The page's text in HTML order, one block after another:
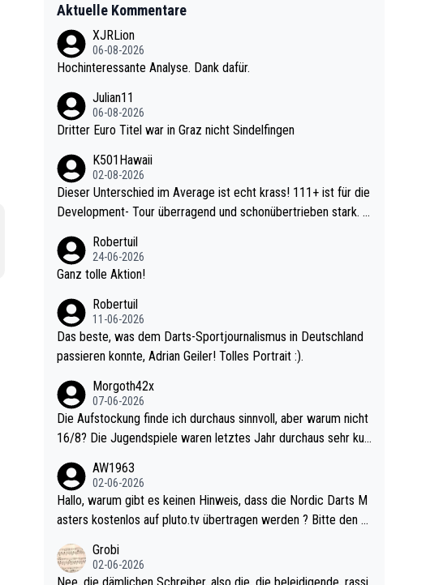
Aktuelle Kommentare
XJRLion
06-08-2026
Hochinteressante Analyse. Dank dafür.
Julian11
06-08-2026
Dritter Euro Titel war in Graz nicht Sindelfingen
K501Hawaii
02-08-2026
Dieser Unterschied im Average ist echt krass! 111+ ist für die
Development- Tour überragend und schonübertrieben stark. U
e mal 40+ erst recht. Da gewinnst keinen Blumentopf - ist ja n
och krasser wie ein Pokalspiel eines Kreisligisten vs einem Bu
Robertuil
24-06-2026
Ganz tolle Aktion!
Robertuil
11-06-2026
Das beste, was dem Darts-Sportjournalismus in Deutschland
passieren konnte, Adrian Geiler! Tolles Portrait :).
Morgoth42x
07-06-2026
Die Aufstockung finde ich durchaus sinnvoll, aber warum nicht
16/8? Die Jugendspiele waren letztes Jahr durchaus sehr kur
l. Allerdings ist Mitchell Lawrie als Nummer 1 der Welt eh quali
fiziert. Somit ändert die automatische Qualifikation des Weltm
eisters erstmal nichts. Ich denke sie wollen damit für nächste
d wohl wenig WDF Turniere spielen. Dies war bei Archie Self l
etztes Jahr der Fall. Er musste als amtierender Weltmeister d
AW1963
02-06-2026
Hallo, warum gibt es keinen Hinweis, dass die Nordic Darts M
asters kostenlos auf pluto.tv übertragen werden ? Bitte den A
Grobi
02-06-2026